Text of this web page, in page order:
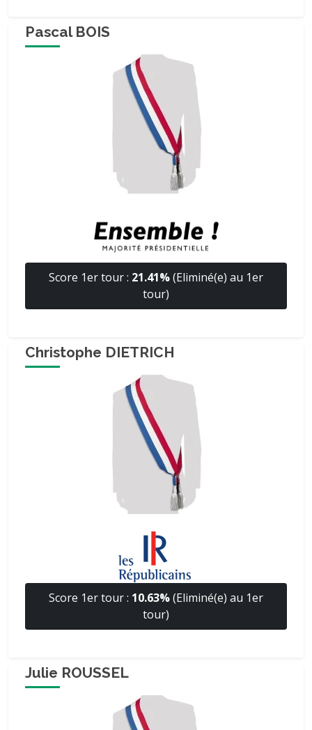
Pascal BOIS
Score 1er tour : 21.41%(Eliminé(e) au 1er
tour)
Christophe DIETRICH
Score 1er tour : 10.63%(Eliminé(e) au 1er
tour)
Julie ROUSSEL